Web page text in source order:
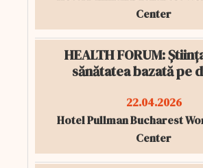
Center
HEALTH FORUM:
sănătatea bazată pe
22.04.2026
Hotel Pullman Bucharest
Center